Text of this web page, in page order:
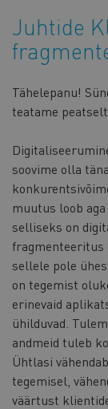
Juhtide
Tähelepanu!
teatame peatselt.
soovime olla
muutus loob
selliseks on
fragmenteeritus
sellele pole
on tegemist
erinevaid
ühilduvad.
andmeid tuleb
Ühtlasi
tegemisel,
väärtust